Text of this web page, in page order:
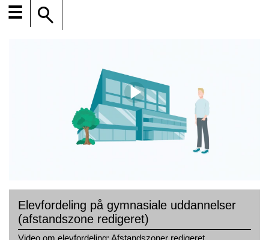
☰
Elevfordeling på gymnasiale uddannelser
(afstandszone redigeret)